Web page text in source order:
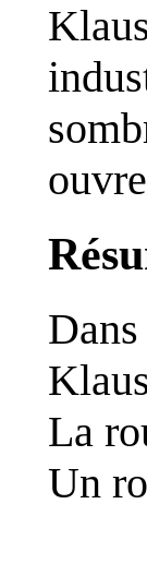
La
Un